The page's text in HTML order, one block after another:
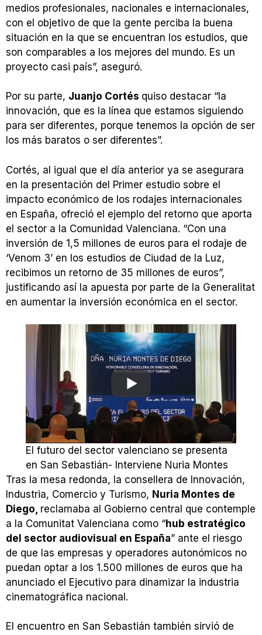
medios profesionales, nacionales e internacionales,
con el objetivo de que la gente perciba la buena
situación en la que se encuentran los estudios, que
son comparables a los mejores del mundo. Es un
proyecto casi país”, aseguró.
Por su parte, Juanjo Cortés quiso destacar “la
innovación, que es la línea que estamos siguiendo
para ser diferentes, porque tenemos la opción de ser
los más baratos o ser diferentes”.
Cortés, al igual que el día anterior ya se asegurara
en la presentación del Primer estudio sobre el
impacto económico de los rodajes internacionales
en España, ofreció el ejemplo del retorno que aporta
el sector a la Comunidad Valenciana. “Con una
inversión de 1,5 millones de euros para el rodaje de
‘Venom 3’ en los estudios de Ciudad de la Luz,
recibimos un retorno de 35 millones de euros”,
justificando así la apuesta por parte de la Generalitat
en aumentar la inversión económica en el sector.
El futuro del sector valenciano se presenta
en San Sebastián- Interviene Nuria Montes
Tras la mesa redonda, la consellera de Innovación,
Industria, Comercio y Turismo, Nuria Montes de
Diego, reclamaba al Gobierno central que contemple
a la Comunitat Valenciana como “hub estratégico
del sector audiovisual en España” ante el riesgo
de que las empresas y operadores autonómicos no
puedan optar a los 1.500 millones de euros que ha
anunciado el Ejecutivo para dinamizar la industria
cinematográfica nacional.
El encuentro en San Sebastián también sirvió de